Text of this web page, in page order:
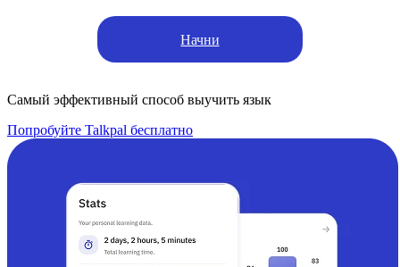
Начни
Самый эффективный способ выучить язык
Попробуйте Talkpal бесплатно